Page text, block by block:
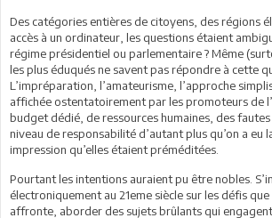
Des catégories entières de citoyens, des régions
accès à un ordinateur, les questions étaient
régime présidentiel ou parlementaire ? Même
les plus éduqués ne savent pas répondre à cette
L’impréparation, l’amateurisme, l’approche
affichée ostentatoirement par les promoteurs de
budget dédié, de ressources humaines, des
niveau de responsabilité d’autant plus qu’on a eu
impression qu’elles étaient préméditées.
Pourtant les intentions auraient pu être nobles.
électroniquement au 21eme siècle sur les défis
affronte, aborder des sujets brûlants qui